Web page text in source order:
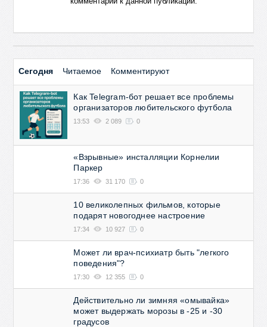
Сегодня Читаемое Комментируют
Как Telegram-бот решает все проблемы
организаторов любительского футбола
13:53 2 089 0
«Взрывные» инсталляции Корнелии
Паркер
17:36 31 170 0
10 великолепных фильмов, которые
подарят новогоднее настроение
17:34 10 927 0
Может ли врач-психиатр быть "легкого
поведения"?
17:30 12 355 0
Действительно ли зимняя «омывайка»
может выдержать морозы в -25 и -30
градусов